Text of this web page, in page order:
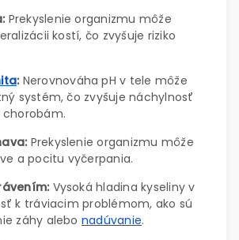
Prekyslenie organizmu môže
kostí, čo zvyšuje riziko
: Nerovnováha pH v tele môže
systém, čo zvyšuje náchylnosť
Prekyslenie organizmu môže
a pocitu vyčerpania.
Vysoká hladina kyseliny v
k tráviacim problémom, ako sú
záhy alebo nadúvanie.